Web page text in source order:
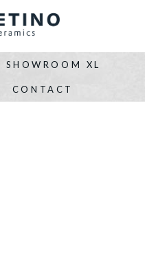
SHOWROOM XL
CONTACT